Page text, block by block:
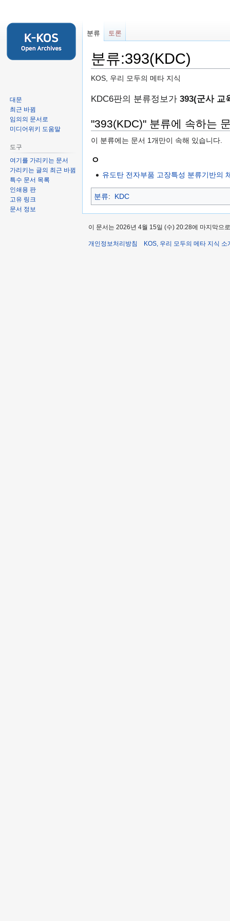
분류:393(KDC)
KOS, 우리 모두의 메타 지식
둘
보
기
로
검
하
러
가
KDC6판의 분류정보가 393(군사 교
"393(KDC)" 분류에 속하는
이 분류에는 문서 1개만이 속해 있습니다.
ㅇ
유도탄 전자부품 고장특성 분류기반의
분류: KDC
분류 토론
대문
최근 바뀜
임의의 문서로
미디어위키 도움말
도구
여기를 가리키는 문서
가리키는 글의 최근 바뀜
특수 문서 목록
인쇄용 판
고유 링크
문서 정보
이 문서는 2026년 4월 15일 (수) 20:28에 마지막으
개인정보처리방침 KOS, 우리 모두의 메타 지식 소